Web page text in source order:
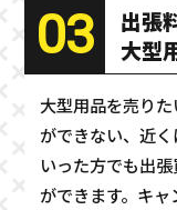
03
出張
大型
大型用品を売り
ができない、近
いった方でも出
ができます。キ